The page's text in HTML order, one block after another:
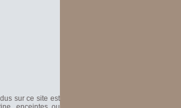
sur ce site est